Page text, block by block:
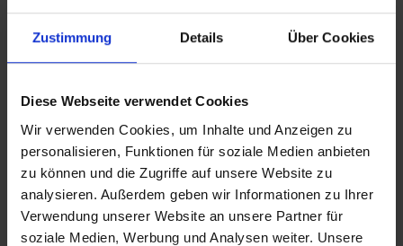
Zustimmung Details Über Cookies
Diese Webseite verwendet Cookies
Wir verwenden Cookies, um Inhalte und Anzeigen zu
personalisieren, Funktionen für soziale Medien anbieten
zu können und die Zugriffe auf unsere Website zu
analysieren. Außerdem geben wir Informationen zu Ihrer
Verwendung unserer Website an unsere Partner für
soziale Medien, Werbung und Analysen weiter. Unsere
Der Tag des Sonnenschutzes erinnert daran: Sport und
Bewegung im Freien sind gesund – mit dem richtigen
Zurück
BEITRAG DRUCKEN
BEITRAG TEILEN